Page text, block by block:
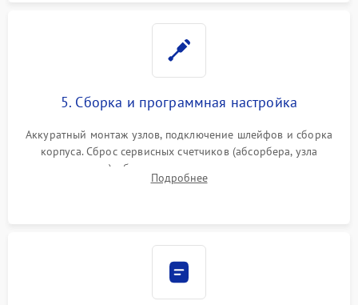
5. Сборка и программная настройка
Аккуратный монтаж узлов, подключение шлейфов и сборка
корпуса. Сброс сервисных счетчиков (абсорбера, узла
закрепления), обновление прошивки и программная
калибровка цветопередачи и позиционирования сканера.
Подробнее